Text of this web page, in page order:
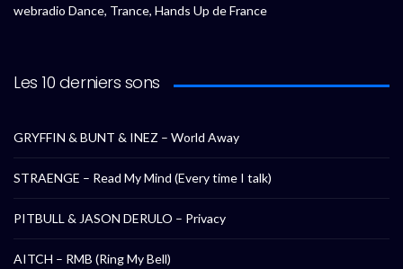
webradio Dance, Trance, Hands Up de France
Les 10 derniers sons
GRYFFIN & BUNT & INEZ – World Away
STRAENGE – Read My Mind (Every time I talk)
PITBULL & JASON DERULO – Privacy
AITCH – RMB (Ring My Bell)